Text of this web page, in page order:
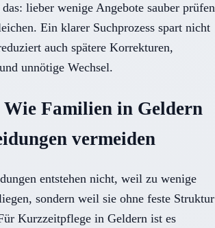
lieber wenige Angebote sauber prüfen
Ein klarer Suchprozess spart nicht
auch spätere Korrekturen,
unnötige Wechsel.
Familien in Geldern
vermeiden
entstehen nicht, weil zu wenige
sondern weil sie ohne feste Struktur
Kurzzeitpflege in Geldern ist es